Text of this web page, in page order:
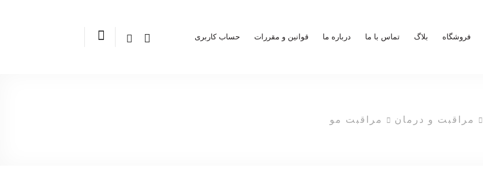
فروشگاه بلاگ تماس با ما درباره ما قوانین و مقررات حساب کاربری
مراقبت و درمان مراقبت مو